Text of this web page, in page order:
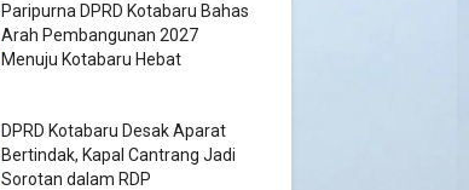
Paripurna DPRD Kotabaru Bahas
Arah Pembangunan 2027
Menuju Kotabaru Hebat
DPRD Kotabaru Desak Aparat
Bertindak, Kapal Cantrang Jadi
Sorotan dalam RDP